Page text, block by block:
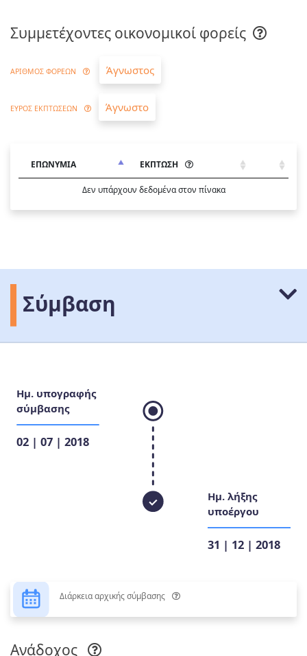
Συμμετέχοντες οικονομικοί φορείς
ΑΡΙΘΜΟΣ ΦΟΡΕΩΝ Άγνωστος
ΕΥΡΟΣ ΕΚΠΤΩΣΕΩΝ Άγνωστο
ΕΠΩΝΥΜΙΑ ΕΚΠΤΩΣΗ
Δεν υπάρχουν δεδομένα στον πίνακα
Σύμβαση
Ημ. υπογραφής
σύμβασης
02 | 07 | 2018
Ημ. λήξης
υποέργου
31 | 12 | 2018
Διάρκεια αρχικής σύμβασης
Ανάδοχος